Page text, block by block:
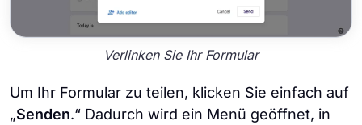
Verlinken Sie Ihr Formular
Um Ihr Formular zu teilen, klicken Sie einfach auf
„Senden.“ Dadurch wird ein Menü geöffnet, in